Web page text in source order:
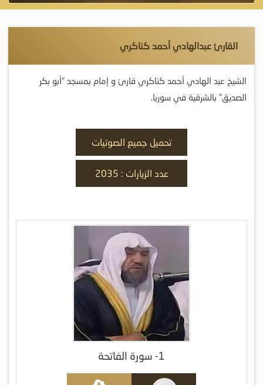
القارئ عبدالهادي أحمد كناكري
الشيخ عبد الهادي أحمد كناكري قارئ و إمام بمسجد “أبو بكر
الصديق” بالشرقية في سوريا.
تحميل جميع الصوتيات
عدد الزيارات : 2035
1- سورة الفاتحة